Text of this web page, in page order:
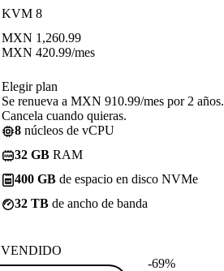
KVM 8
MXN 1,260.99
MXN 420.99/mes
Elegir plan
Se renueva a MXN 910.99/mes por 2 años.
Cancela cuando quieras.
8 núcleos de vCPU
32 GB RAM
400 GB de espacio en disco NVMe
32 TB de ancho de banda
-69%